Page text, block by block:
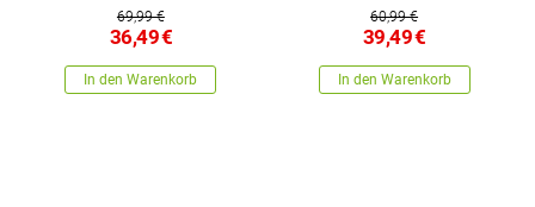
69,99 €
36,49€
In den Warenkorb
60,99 €
39,49€
In den Warenkorb